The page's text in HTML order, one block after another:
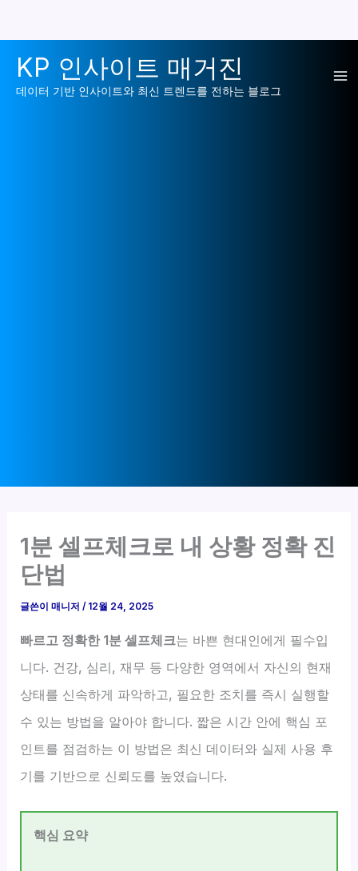
KP 인사이트 매거진
데이터 기반 인사이트와 최신 트렌드를 전하는 블로그
1분 셀프체크로 내 상황 정확 진
단법
글쓴이매니저/ 12월 24, 2025
빠르고 정확한 1분 셀프체크는 바쁜 현대인에게 필수입
니다. 건강, 심리, 재무 등 다양한 영역에서 자신의 현재
상태를 신속하게 파악하고, 필요한 조치를 즉시 실행할
수 있는 방법을 알아야 합니다. 짧은 시간 안에 핵심 포
인트를 점검하는 이 방법은 최신 데이터와 실제 사용 후
기를 기반으로 신뢰도를 높였습니다.
핵심 요약